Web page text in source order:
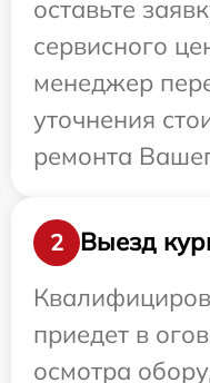
оставьте
сервисного
менеджер
уточнения
ремонта
2
Выезд
приедет в
осмотра